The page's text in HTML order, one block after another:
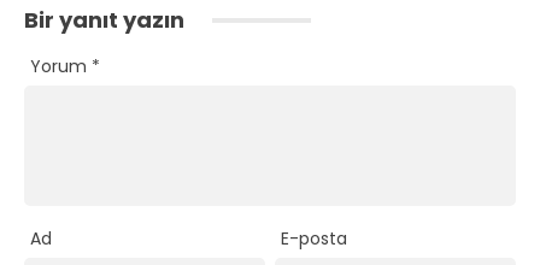
Bir yanıt yazın
Yorum *
Ad E-posta